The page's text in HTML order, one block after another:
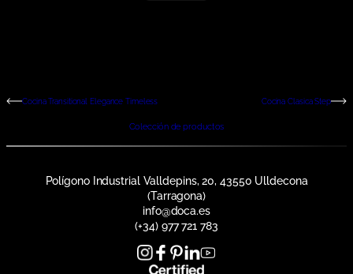
Cocina Transitional Elegance Timeless Cocina Clasica Step
Colección de productos
Polígono Industrial Valldepins, 20, 43550 Ulldecona
(Tarragona)
info@doca.es
(+34) 977 721 783